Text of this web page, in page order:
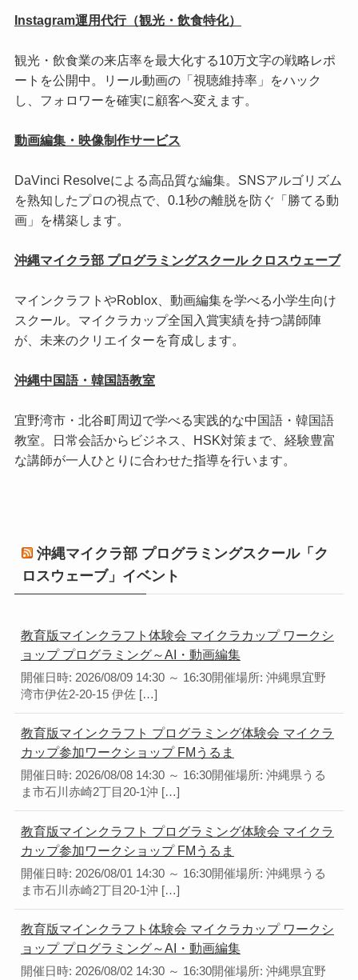
Instagram運用代行（観光・飲食特化）
観光・飲食業の来店率を最大化する10万文字の戦略レポ
ートを公開中。リール動画の「視聴維持率」をハック
し、フォロワーを確実に顧客へ変えます。
動画編集・映像制作サービス
DaVinci Resolveによる高品質な編集。SNSアルゴリズム
を熟知したプロの視点で、0.1秒の離脱を防ぐ「勝てる動
画」を構築します。
沖縄マイクラ部 プログラミングスクール クロスウェーブ
マインクラフトやRoblox、動画編集を学べる小学生向け
スクール。マイクラカップ全国入賞実績を持つ講師陣
が、未来のクリエイターを育成します。
沖縄中国語・韓国語教室
宜野湾市・北谷町周辺で学べる実践的な中国語・韓国語
教室。日常会話からビジネス、HSK対策まで、経験豊富
な講師が一人ひとりに合わせた指導を行います。
沖縄マイクラ部 プログラミングスクール「ク
ロスウェーブ」イベント
教育版マインクラフト体験会 マイクラカップ ワークシ
ョップ プログラミング～AI・動画編集
開催日時: 2026/08/09 14:30 ～ 16:30開催場所: 沖縄県宜野
湾市伊佐2-20-15 伊佐 […]
教育版マインクラフト プログラミング体験会 マイクラ
カップ参加ワークショップ FMうるま
開催日時: 2026/08/08 14:30 ～ 16:30開催場所: 沖縄県うる
ま市石川赤崎2丁目20-1沖 […]
教育版マインクラフト プログラミング体験会 マイクラ
カップ参加ワークショップ FMうるま
開催日時: 2026/08/01 14:30 ～ 16:30開催場所: 沖縄県うる
ま市石川赤崎2丁目20-1沖 […]
教育版マインクラフト体験会 マイクラカップ ワークシ
ョップ プログラミング～AI・動画編集
開催日時: 2026/08/02 14:30 ～ 16:30開催場所: 沖縄県宜野